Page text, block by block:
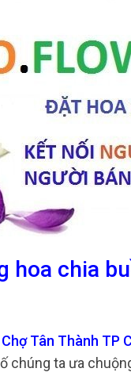
hoa chia
Tân Thành TP
chúng ta ưa